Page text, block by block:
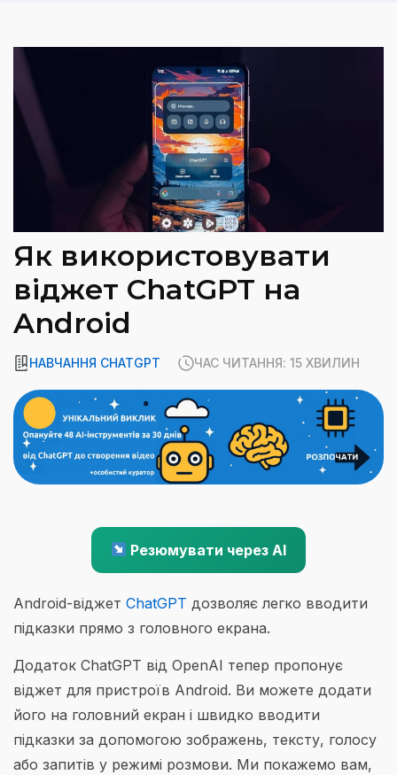
Як використовувати
віджет ChatGPT на
Android
НАВЧАННЯ CHATGPT ЧАС ЧИТАННЯ: 15 ХВИЛИН
Резюмувати через AI
Android-віджет ChatGPT дозволяє легко вводити
підказки прямо з головного екрана.
Додаток ChatGPT від OpenAI тепер пропонує
віджет для пристроїв Android. Ви можете додати
його на головний екран і швидко вводити
підказки за допомогою зображень, тексту, голосу
або запитів у режимі розмови. Ми покажемо вам,